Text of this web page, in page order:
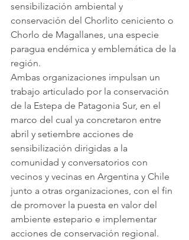
sensibilización ambiental y
conservación del Chorlito ceniciento o
Chorlo de Magallanes, una especie
paragua endémica y emblemática de la
región.
Ambas organizaciones impulsan un
trabajo articulado por la conservación
de la Estepa de Patagonia Sur, en el
marco del cual ya concretaron entre
abril y setiembre acciones de
sensibilización dirigidas a la
comunidad y conversatorios con
vecinos y vecinas en Argentina y Chile
junto a otras organizaciones, con el fin
de promover la puesta en valor del
ambiente estepario e implementar
acciones de conservación regional.